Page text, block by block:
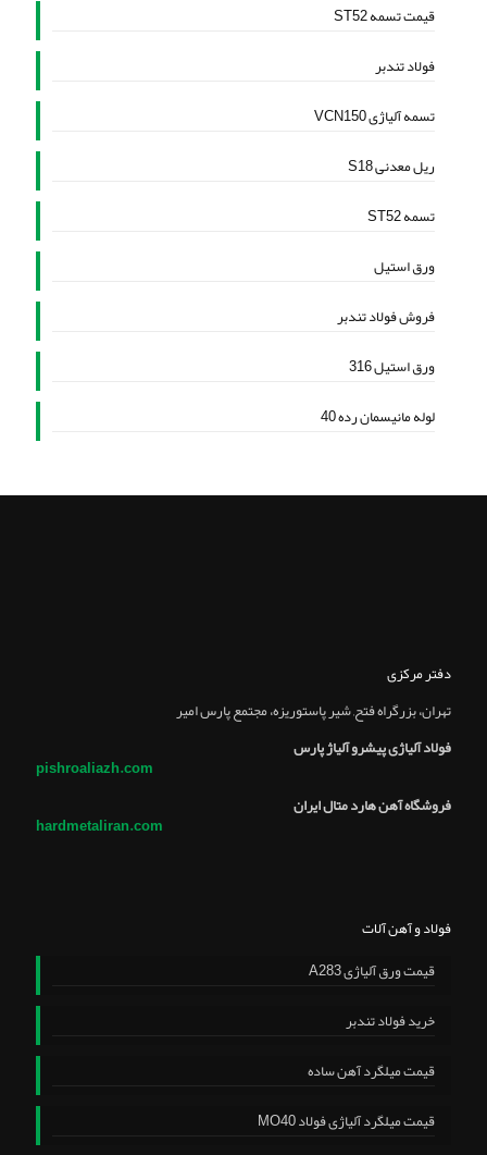
قیمت تسمه ST52
فولاد تندبر
تسمه آلیاژی VCN150
ریل معدنی S18
تسمه ST52
ورق استیل
فروش فولاد تندبر
ورق استیل 316
لوله مانیسمان رده 40
دفتر مرکزی
تهران، بزرگراه فتح, شير پاستوريزه، مجتمع پارس امير
فولاد آلیاژی پیشرو آلیاژ پارس
pishroaliazh.com
فروشگاه آهن هارد متال ایران
hardmetaliran.com
فولاد و آهن آلات
قیمت ورق آلیاژی A283
خرید فولاد تندبر
قیمت میلگرد آهن ساده
قیمت میلگرد آلیاژی فولاد MO40